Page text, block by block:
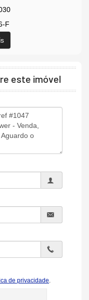
F
este imóvel
de privacidade